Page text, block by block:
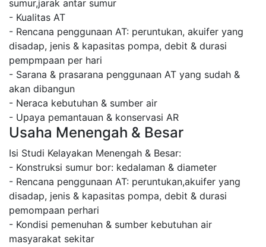
sumur,jarak antar sumur
- Kualitas AT
- Rencana penggunaan AT: peruntukan, akuifer yang
disadap, jenis & kapasitas pompa, debit & durasi
pempmpaan per hari
- Sarana & prasarana penggunaan AT yang sudah &
akan dibangun
- Neraca kebutuhan & sumber air
- Upaya pemantauan & konservasi AR
Usaha Menengah & Besar
Isi Studi Kelayakan Menengah & Besar:
- Konstruksi sumur bor: kedalaman & diameter
- Rencana penggunaan AT: peruntukan,akuifer yang
disadap, jenis & kapasitas pompa, debit & durasi
pemompaan perhari
- Kondisi pemenuhan & sumber kebutuhan air
masyarakat sekitar